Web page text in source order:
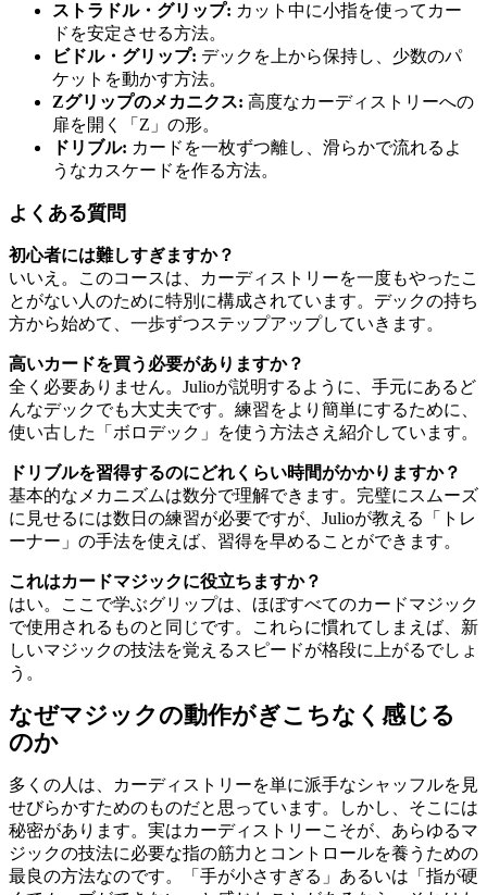
ストラドル・グリップ: カット中に小指を使ってカー
ドを安定させる方法。
ビドル・グリップ: デックを上から保持し、少数のパ
ケットを動かす方法。
Zグリップのメカニクス: 高度なカーディストリーへの
扉を開く「Z」の形。
ドリブル: カードを一枚ずつ離し、滑らかで流れるよ
うなカスケードを作る方法。
よくある質問
初心者には難しすぎますか？
いいえ。このコースは、カーディストリーを一度もやったこ
とがない人のために特別に構成されています。デックの持ち
方から始めて、一歩ずつステップアップしていきます。
高いカードを買う必要がありますか？
全く必要ありません。Julioが説明するように、手元にあるど
んなデックでも大丈夫です。練習をより簡単にするために、
使い古した「ボロデック」を使う方法さえ紹介しています。
ドリブルを習得するのにどれくらい時間がかかりますか？
基本的なメカニズムは数分で理解できます。完璧にスムーズ
に見せるには数日の練習が必要ですが、Julioが教える「トレ
ーナー」の手法を使えば、習得を早めることができます。
これはカードマジックに役立ちますか？
はい。ここで学ぶグリップは、ほぼすべてのカードマジック
で使用されるものと同じです。これらに慣れてしまえば、新
しいマジックの技法を覚えるスピードが格段に上がるでしょ
う。
なぜマジックの動作がぎこちなく感じる
のか
多くの人は、カーディストリーを単に派手なシャッフルを見
せびらかすためのものだと思っています。しかし、そこには
秘密があります。実はカーディストリーこそが、あらゆるマ
ジックの技法に必要な指の筋力とコントロールを養うための
最良の方法なのです。「手が小さすぎる」あるいは「指が硬